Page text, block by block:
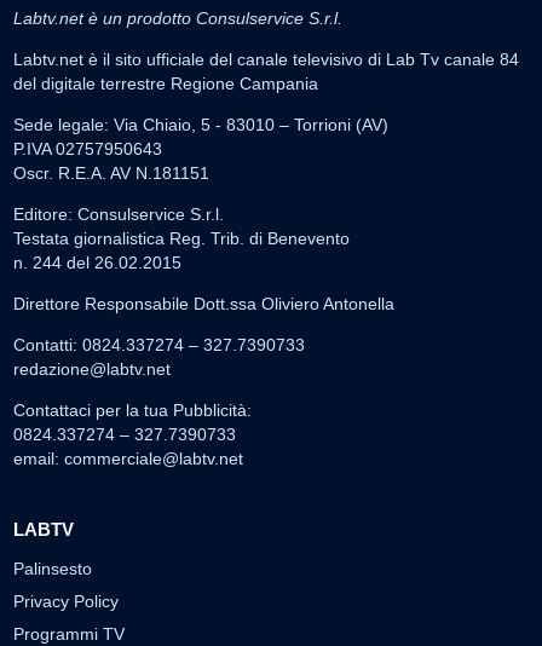
Labtv.net è un prodotto Consulservice S.r.l.
Labtv.net è il sito ufficiale del canale televisivo di Lab Tv canale 84
del digitale terrestre Regione Campania
Sede legale: Via Chiaio, 5 - 83010 – Torrioni (AV)
P.IVA 02757950643
Oscr. R.E.A. AV N.181151
Editore: Consulservice S.r.l.
Testata giornalistica Reg. Trib. di Benevento
n. 244 del 26.02.2015
Direttore Responsabile Dott.ssa Oliviero Antonella
Contatti: 0824.337274 – 327.7390733
redazione@labtv.net
Contattaci per la tua Pubblicità:
0824.337274 – 327.7390733
email: commerciale@labtv.net
LABTV
Palinsesto
Privacy Policy
Programmi TV